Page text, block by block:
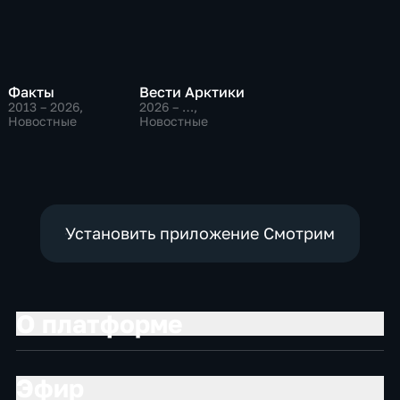
Факты
2013 – 2026,
Новостные
Вести Арктики
2026 – …,
Новостные
Установить приложение Смотрим